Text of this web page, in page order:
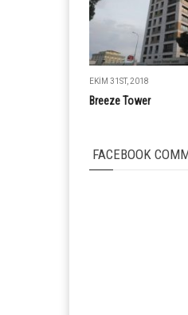
EKIM 31ST, 2018
Breeze Tower
FACEBOOK